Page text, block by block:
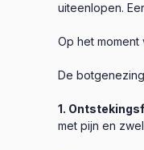
uiteenlopen.
Op het
De
1.
met pijn en